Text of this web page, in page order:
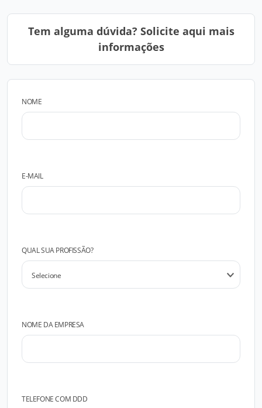
Tem alguma dúvida? Solicite aqui mais
informações
NOME
E-MAIL
QUAL SUA PROFISSÃO?
NOME DA EMPRESA
TELEFONE COM DDD